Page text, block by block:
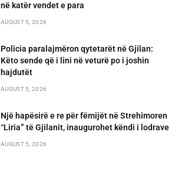
në katër vendet e para
AUGUST 5, 2026
Policia paralajmëron qytetarët në Gjilan:
Këto sende që i lini në veturë po i joshin
hajdutët
AUGUST 5, 2026
Një hapësirë e re për fëmijët në Strehimoren
“Liria” të Gjilanit, inaugurohet këndi i lodrave
AUGUST 5, 2026